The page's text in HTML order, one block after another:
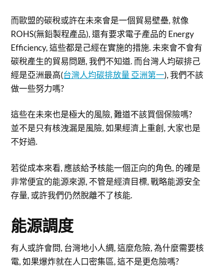
而歐盟的碳稅或許在未來會是一個貿易壁壘, 就像
ROHS(無鉛製程產品), 還有要求電子產品的 Energy
Efficiency, 這些都是己經在實施的措施. 未來會不會有
碳稅產生的貿易問題, 我們不知道. 而台灣人均碳排己
經是亞洲最高(台灣人均碳排放量 亞洲第一), 我們不該
做一些努力嗎?
這些在未來也是極大的風險, 難道不該買個保險嗎?
並不是只有核洩漏是風險, 如果經濟上重創, 大家也是
不好過.
若從成本來看, 應該給予核能一個正向的角色, 的確是
非常便宜的能源來源, 不管是經濟目標, 戰略能源安全
存量, 或許我們仍然脫離不了核能.
能源調度
有人或許會問, 台灣地小人綢, 這麼危險, 為什麼需要核
電, 如果爆炸就在人口密集區, 這不是更危險嗎?